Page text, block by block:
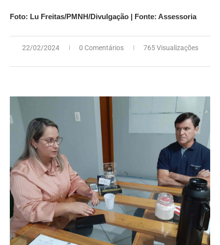
Foto: Lu Freitas/PMNH/Divulgação | Fonte: Assessoria
22/02/2024 0 Comentários 765 Visualizações